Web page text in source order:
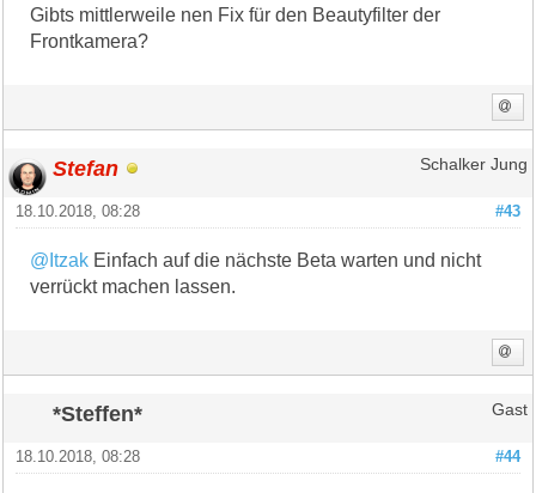
Gibts mittlerweile nen Fix für den Beautyfilter der
Frontkamera?
Stefan Schalker Jung
#43
18.10.2018, 08:28
@Itzak Einfach auf die nächste Beta warten und nicht
verrückt machen lassen.
*Steffen* Gast
#44
18.10.2018, 08:28